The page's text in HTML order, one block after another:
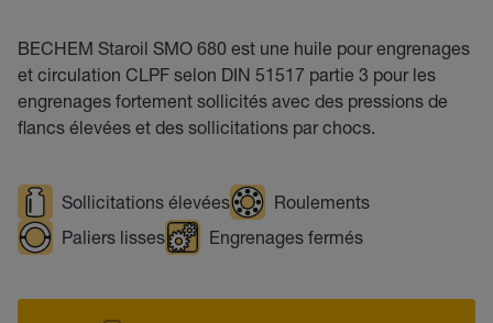
BECHEM Staroil SMO 680 est une huile pour engrenages
et circulation CLPF selon DIN 51517 partie 3 pour les
engrenages fortement sollicités avec des pressions de
flancs élevées et des sollicitations par chocs.
Sollicitations élevées
Roulements
Paliers lisses
Engrenages fermés